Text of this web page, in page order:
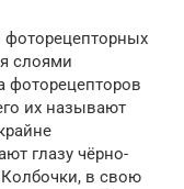
фоторецепторных
слоями
фоторецепторов
их называют
глазу чёрно-
в свою